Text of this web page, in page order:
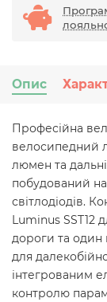
Опис
Професійна
велосипедний
люмен та
побудований на
світлодіодів.
Luminus SST12
дороги та один
для
інтегрованим
контролю